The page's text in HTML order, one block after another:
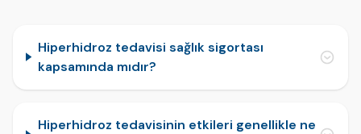
Hiperhidroz tedavisi sağlık sigortası
kapsamında mıdır?
Hiperhidroz tedavisinin etkileri genellikle ne